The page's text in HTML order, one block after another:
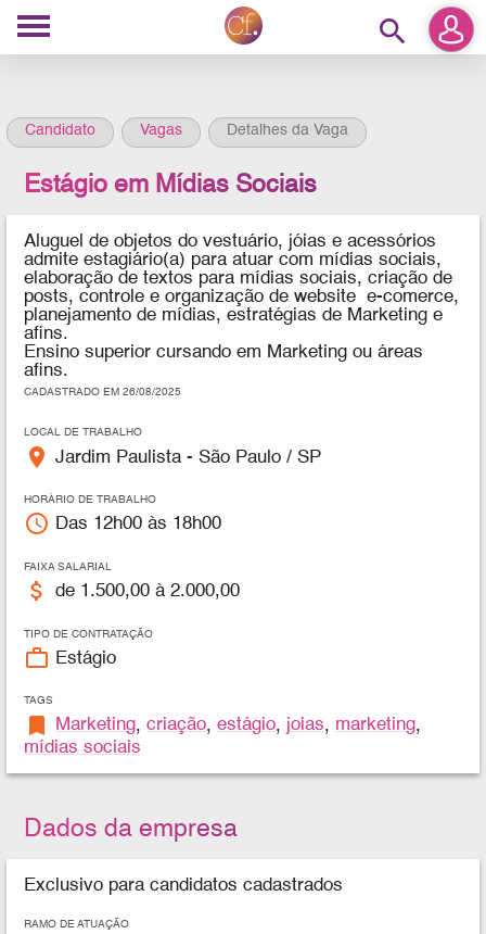
search
Candidato Vagas Detalhes da Vaga
Estágio em Mídias Sociais
Aluguel de objetos do vestuário, jóias e acessórios
admite estagiário(a) para atuar com mídias sociais,
elaboração de textos para mídias sociais, criação de
posts, controle e organização de website
e-comerce,
planejamento de mídias, estratégias de Marketing e
afins.
Ensino superior cursando em Marketing ou áreas
afins.
CADASTRADO EM 26/08/2025
LOCAL DE TRABALHO
place Jardim Paulista - São Paulo / SP
HORÁRIO DE TRABALHO
access_time Das 12h00 às 18h00
FAIXA SALARIAL
attach_money de 1.500,00 à 2.000,00
TIPO DE CONTRATAÇÃO
work_outline Estágio
TAGS
bookmark Marketing,criação,estágio, joias, marketing,
mídias sociais
Dados da empresa
Exclusivo para candidatos cadastrados
RAMO DE ATUAÇÃO